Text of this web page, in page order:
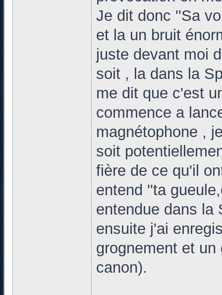
Je dit donc ''Sa
et la un bruit
juste devant moi
soit , la dans la
me dit que c'est
commence a
magnétophone ,
soit
fière de ce qu'il
entend ''ta
entendue dans la
ensuite j'ai
grognement et
canon).